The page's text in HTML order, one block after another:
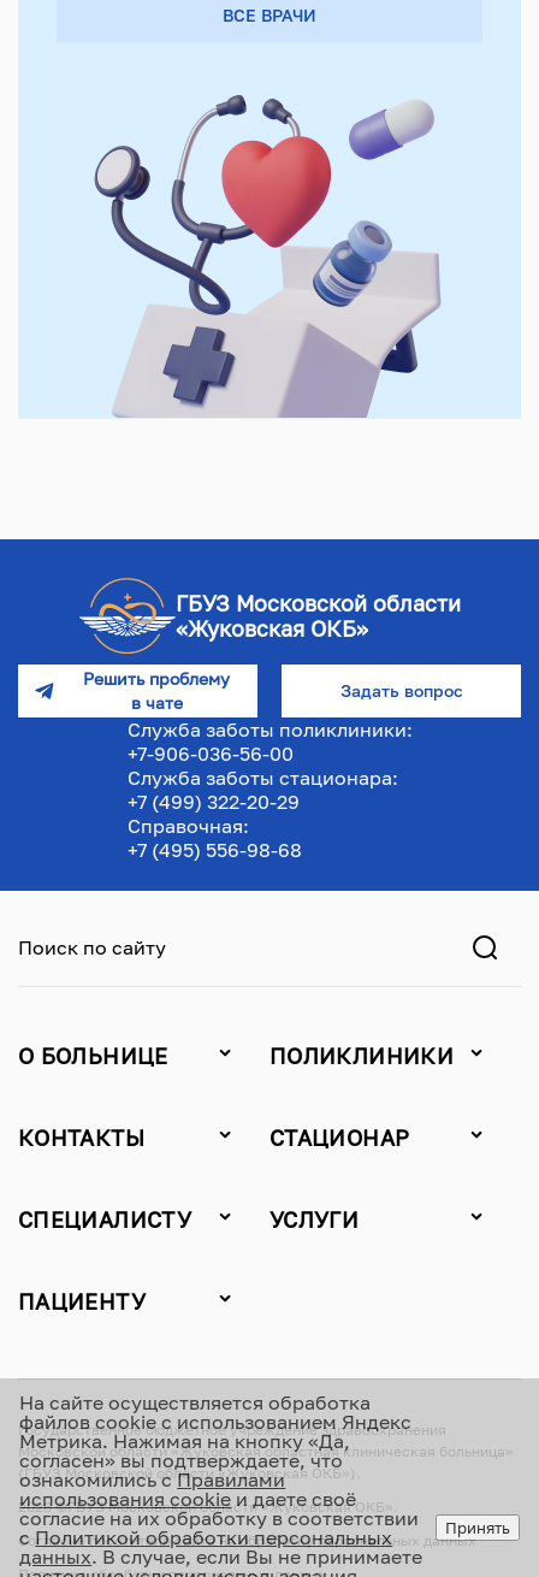
ВСЕ ВРАЧИ
ГБУЗ Московской области
«Жуковская ОКБ»
Решить проблему
в чате
Задать вопрос
Служба заботы поликлиники:
+7-906-036-56-00
Служба заботы стационара:
+7 (499) 322-20-29
Справочная:
+7 (495) 556-98-68
Поиск по сайту
О БОЛЬНИЦЕ ПОЛИКЛИНИКИ
КОНТАКТЫ СТАЦИОНАР
СПЕЦИАЛИСТУ УСЛУГИ
ПАЦИЕНТУ
Государственное бюджетное учреждение здравоохранения
Московской области «Жуковская областная клиническая больница»
(ГБУЗ Московской области «Жуковская ОКБ»).
2026 ©ГБУЗ Московской области «Жуковская ОКБ».
Согласие посетителя сайта на обработку персональных данных
На сайте осуществляется обработка
файлов cookie с использованием Яндекс
Метрика. Нажимая на кнопку «Да,
согласен» вы подтверждаете, что
ознакомились сПравилами
использования cookie и даете своё
согласие на их обработку в соответствии
сПолитикой обработки персональных
данных. В случае, если Вы не принимаете
Принять